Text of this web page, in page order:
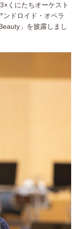
くにたちオーケスト
ンドロイド・オペラ
」を披露しまし